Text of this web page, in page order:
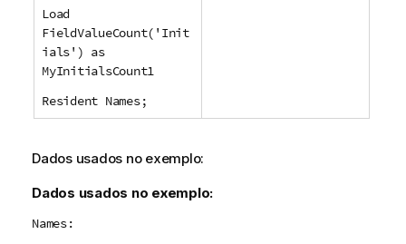
Load
FieldValueCount('Init
ials') as
MyInitialsCount1
Resident Names;
Dados usados no exemplo:
Dados usados no exemplo:
Names: